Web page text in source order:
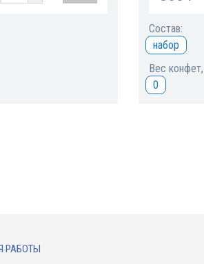
Состав:
набор
Вес конфет,
0
РАБОТЫ